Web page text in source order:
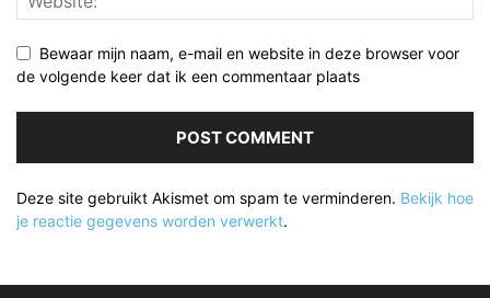
Bewaar mijn naam, e-mail en website in deze browser voor
de volgende keer dat ik een commentaar plaats
Deze site gebruikt Akismet om spam te verminderen. Bekijk hoe
je reactie gegevens worden verwerkt.